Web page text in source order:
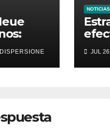
NOTICIAS
en
JUL